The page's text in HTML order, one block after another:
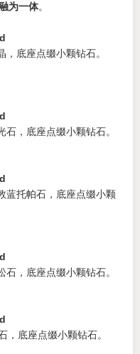
为一体。
底座点缀小颗钻石。
，底座点缀小颗钻石。
蓝托帕石，底座点缀小颗
，底座点缀小颗钻石。
，底座点缀小颗钻石。